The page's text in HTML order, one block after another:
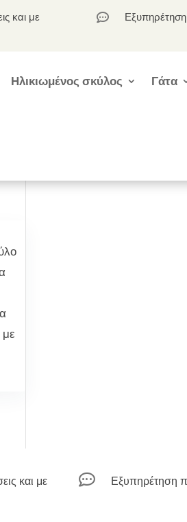
και με

Ηλικιωμένος σκύλος Γάτα
με
και με
 Εξυπηρέτηση